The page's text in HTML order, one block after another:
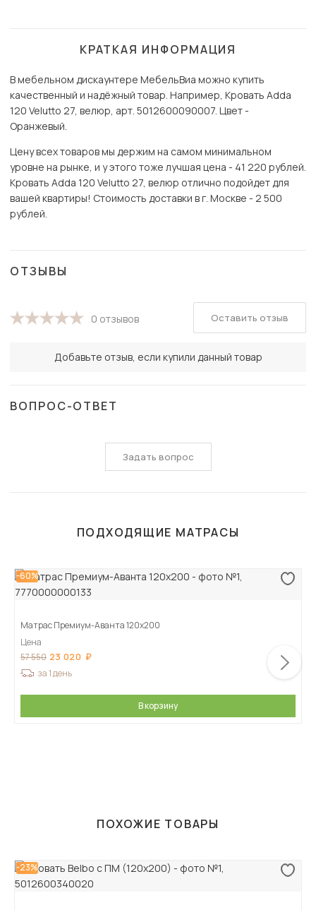
КРАТКАЯ ИНФОРМАЦИЯ
В мебельном дискаунтере МебельВиа можно купить
качественный и надёжный товар. Например, Кровать Adda
120 Velutto 27, велюр, арт. 5012600090007. Цвет -
Оранжевый.
Цену всех товаров мы держим на самом минимальном
уровне на рынке, и у этого тоже лучшая цена - 41 220 рублей.
Кровать Adda 120 Velutto 27, велюр отлично подойдет для
вашей квартиры! Стоимость доставки в г. Москве - 2 500
рублей.
ОТЗЫВЫ
0 отзывов
Добавьте отзыв, если купили данный товар
Оставить отзыв
ВОПРОС-ОТВЕТ
Задать вопрос
ПОДХОДЯЩИЕ МАТРАСЫ
-60%
Матрас Премиум-Аванта 120х200
Цена
57 550 23 020
за 1 день
В корзину
ПОХОЖИЕ ТОВАРЫ
-23%